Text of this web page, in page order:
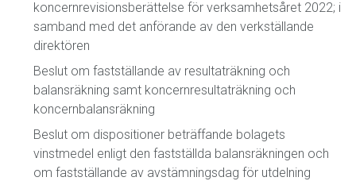
koncernrevisionsberättelse för verksamhetsåret 2022; i
samband med det anförande av den verkställande
direktören
Beslut om fastställande av resultaträkning och
balansräkning samt koncernresultaträkning och
koncernbalansräkning
Beslut om dispositioner beträffande bolagets
vinstmedel enligt den fastställda balansräkningen och
om fastställande av avstämningsdag för utdelning